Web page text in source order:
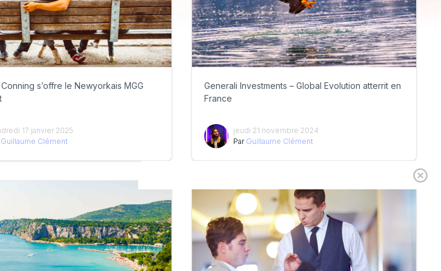
s’offre le Newyorkais MGG
17 janvier 2025
Guillaume Clément
Generali Investments – Global Evolution atterrit en
France
jeudi 21 novembre 2024
Par Guillaume Clément